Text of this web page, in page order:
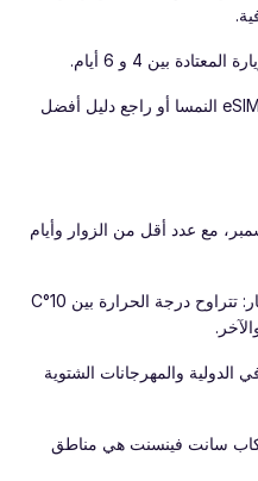
بين 4 و 6 أيام.
الإنترنت المحمول: قم بزيارة صفحة eSIM النمسا أو راجع دليل أفضل
مع عدد أقل من الزوار وأيام
متوسط درجة الحرارة وهطول الأمطار: تتراوح درجة الحرارة بين 10°C
الدولية والمهرجانات الشتوية
وكاب سانت فينسنت هي مناطق